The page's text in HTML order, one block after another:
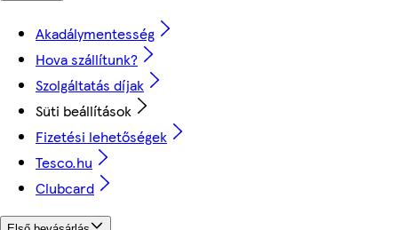
Akadálymentesség
Hova szállítunk?
Szolgáltatás díjak
Süti beállítások
Fizetési lehetőségek
Tesco.hu
Clubcard